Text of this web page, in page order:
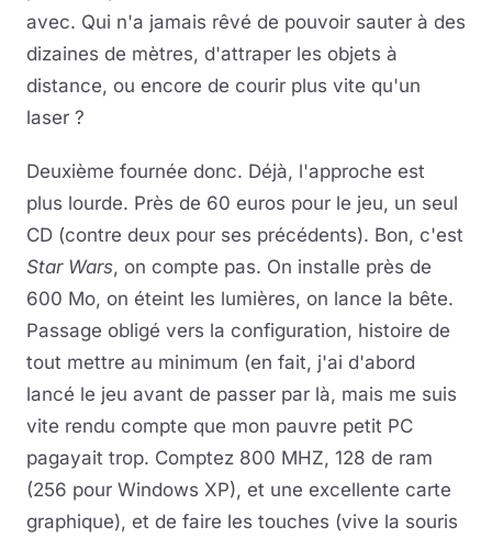
avec. Qui n'a jamais rêvé de pouvoir sauter à des
dizaines de mètres, d'attraper les objets à
distance, ou encore de courir plus vite qu'un
laser ?
Deuxième fournée donc. Déjà, l'approche est
plus lourde. Près de 60 euros pour le jeu, un seul
CD (contre deux pour ses précédents). Bon, c'est
Star Wars, on compte pas. On installe près de
600 Mo, on éteint les lumières, on lance la bête.
Passage obligé vers la configuration, histoire de
tout mettre au minimum (en fait, j'ai d'abord
lancé le jeu avant de passer par là, mais me suis
vite rendu compte que mon pauvre petit PC
pagayait trop. Comptez 800 MHZ, 128 de ram
(256 pour Windows XP), et une excellente carte
graphique), et de faire les touches (vive la souris